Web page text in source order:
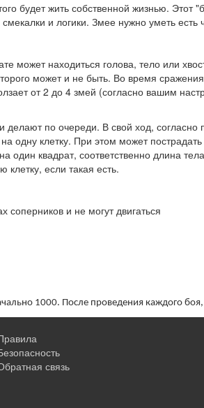
будет жить собственной жизнью.
и логики. Змее нужно уметь есть
может находиться голова, тело или
может и не быть. Во время
от 2 до 4 змей (согласно вашим
по очереди. В свой ход,
одну клетку. При этом может
один квадрат, соответственно длина
если такая есть.
соперников и не могут двигаться
1000. После проведения каждого
связь